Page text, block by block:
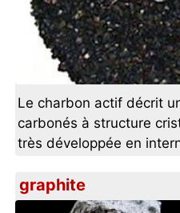
Le charbon actif décrit
carbonés à structure
très développée en
graphite